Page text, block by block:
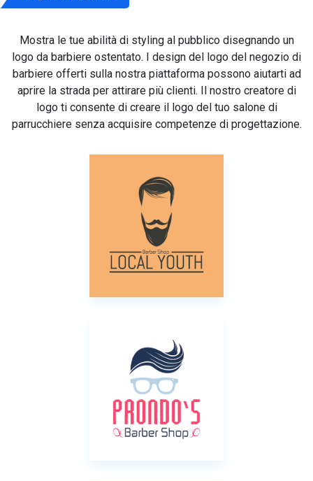
Mostra le tue abilità di styling al pubblico disegnando un
logo da barbiere ostentato. I design del logo del negozio di
barbiere offerti sulla nostra piattaforma possono aiutarti ad
aprire la strada per attirare più clienti. Il nostro creatore di
logo ti consente di creare il logo del tuo salone di
parrucchiere senza acquisire competenze di progettazione.